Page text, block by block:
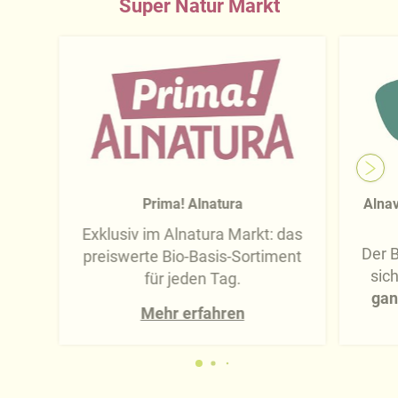
Super Natur Markt
Prima! Alnatura
Exklusiv im Alnatura Markt: das
preiswerte Bio-Basis-Sortiment
für jeden Tag.
Mehr erfahren
Der